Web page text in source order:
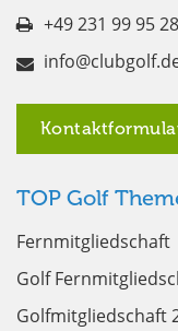
+49 231 99 95
TOP Golf
Fernmitgliedschaft
Golf
Golfmitgliedschaft